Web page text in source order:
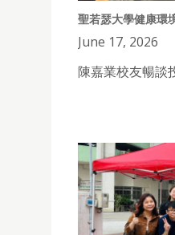
聖若瑟大學健康環
June 17, 2026
陳嘉業校友暢談